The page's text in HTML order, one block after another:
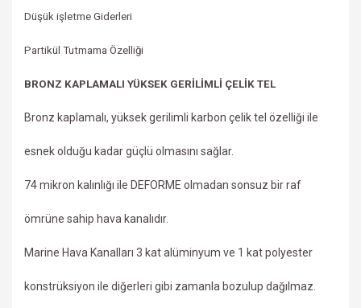
Düşük işletme Giderleri
Partikül Tutmama Özelliği
BRONZ KAPLAMALI YÜKSEK GERİLİMLİ ÇELİK TEL
Bronz kaplamalı, yüksek gerilimli karbon çelik tel özelliği ile
esnek olduğu kadar güçlü olmasını sağlar.
74 mikron kalınlığı ile DEFORME olmadan sonsuz bir raf
ömrüne sahip hava kanalıdır.
Marine Hava Kanalları 3 kat alüminyum ve 1 kat polyester
konstrüksiyon ile diğerleri gibi zamanla bozulup dağılmaz.